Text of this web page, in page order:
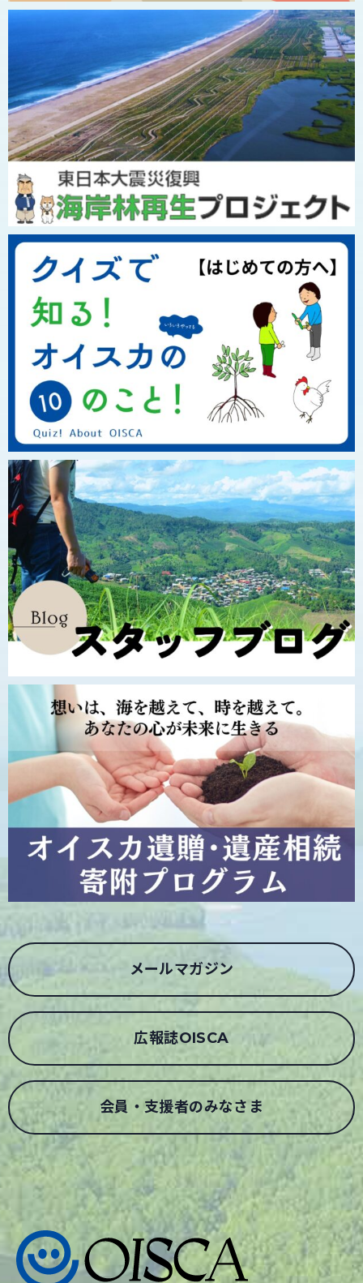
メールマガジン
広報誌OISCA
会員・支援者のみなさま